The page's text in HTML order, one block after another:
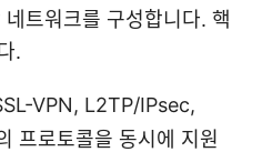
트워크를 구성합니다. 핵
.
VPN, L2TP/IPsec,
프로토콜을 동시에 지원